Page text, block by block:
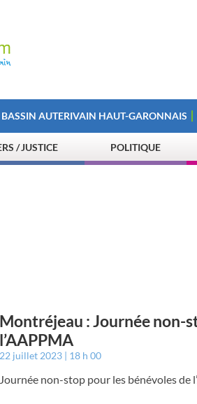
BASSIN AUTERIVAIN HAUT-GARONNAIS
/ JUSTICE POLITIQUE
Montréjeau : Journée non-
l’AAPPMA
22 juillet 2023 18 h 00
Journée non-stop pour les bénévoles de